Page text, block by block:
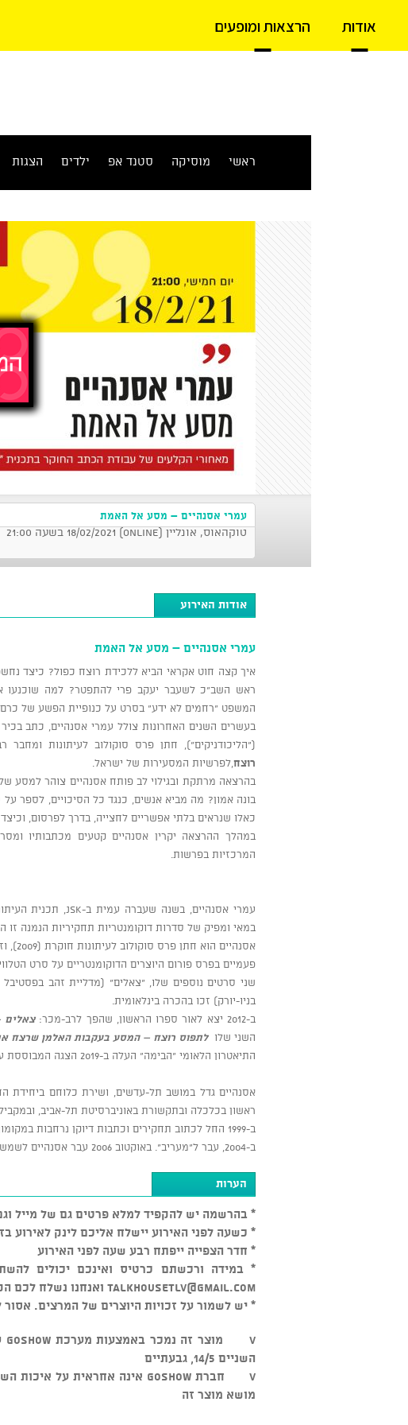
אודות הרצאות ומופעים